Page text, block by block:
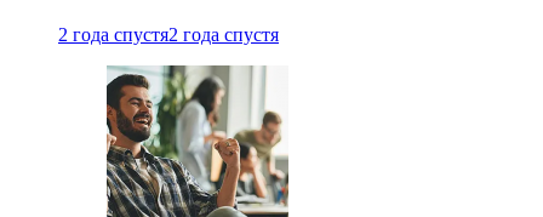
2 года спустя2 года спустя